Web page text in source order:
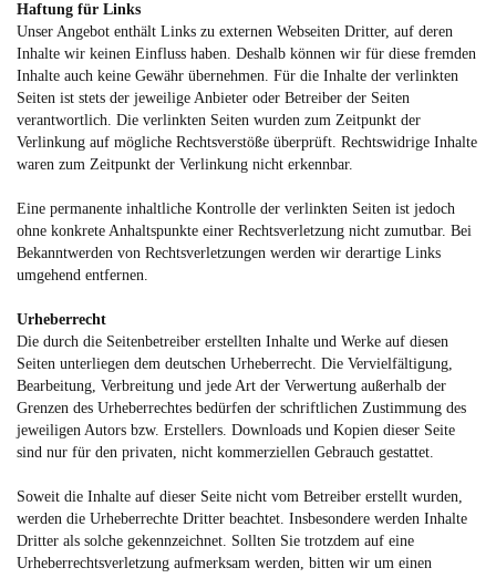
Haftung für Links
Unser Angebot enthält Links zu externen Webseiten Dritter, auf deren
Inhalte wir keinen Einfluss haben. Deshalb können wir für diese fremden
Inhalte auch keine Gewähr übernehmen. Für die Inhalte der verlinkten
Seiten ist stets der jeweilige Anbieter oder Betreiber der Seiten
verantwortlich. Die verlinkten Seiten wurden zum Zeitpunkt der
Verlinkung auf mögliche Rechtsverstöße überprüft. Rechtswidrige Inhalte
waren zum Zeitpunkt der Verlinkung nicht erkennbar.
Eine permanente inhaltliche Kontrolle der verlinkten Seiten ist jedoch
ohne konkrete Anhaltspunkte einer Rechtsverletzung nicht zumutbar. Bei
Bekanntwerden von Rechtsverletzungen werden wir derartige Links
umgehend entfernen.
Urheberrecht
Die durch die Seitenbetreiber erstellten Inhalte und Werke auf diesen
Seiten unterliegen dem deutschen Urheberrecht. Die Vervielfältigung,
Bearbeitung, Verbreitung und jede Art der Verwertung außerhalb der
Grenzen des Urheberrechtes bedürfen der schriftlichen Zustimmung des
jeweiligen Autors bzw. Erstellers. Downloads und Kopien dieser Seite
sind nur für den privaten, nicht kommerziellen Gebrauch gestattet.
Soweit die Inhalte auf dieser Seite nicht vom Betreiber erstellt wurden,
werden die Urheberrechte Dritter beachtet. Insbesondere werden Inhalte
Dritter als solche gekennzeichnet. Sollten Sie trotzdem auf eine
Urheberrechtsverletzung aufmerksam werden, bitten wir um einen